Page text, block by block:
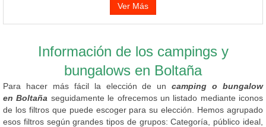
Ver Más
Información de los campings y
bungalows en Boltaña
Para hacer más fácil la elección de uncamping o bungalow
en Boltaña seguidamente le ofrecemos un listado mediante iconos
de los filtros que puede escoger para su elección. Hemos agrupado
esos filtros según grandes tipos de grupos: Categoría, público ideal,